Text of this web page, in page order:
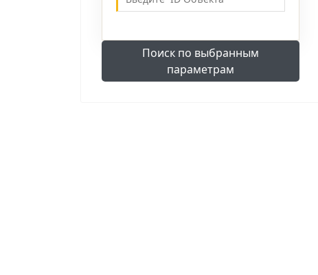
Поиск по выбранным
параметрам